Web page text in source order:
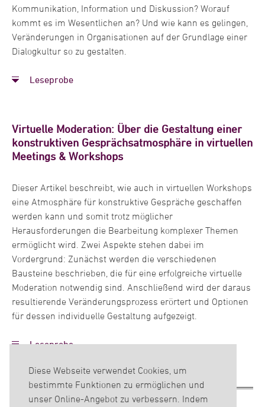
Diese Webseite verwendet Cookies, um
bestimmte Funktionen zu ermöglichen und
unser Online-Angebot zu verbessern. Indem
Kommunikation, Information und Diskussion? Worauf
kommt es im Wesentlichen an? Und wie kann es gelingen,
Veränderungen in Organisationen auf der Grundlage einer
Dialogkultur so zu gestalten.
Leseprobe
Virtuelle Moderation: Über die Gestaltung einer
konstruktiven Gesprächsatmosphäre in virtuellen
Meetings & Workshops
Dieser Artikel beschreibt, wie auch in virtuellen Workshops
eine Atmosphäre für konstruktive Gespräche geschaffen
werden kann und somit trotz möglicher
Herausforderungen die Bearbeitung komplexer Themen
ermöglicht wird. Zwei Aspekte stehen dabei im
Vordergrund: Zunächst werden die verschiedenen
Bausteine beschrieben, die für eine erfolgreiche virtuelle
Moderation notwendig sind. Anschließend wird der daraus
resultierende Veränderungsprozess erörtert und Optionen
für dessen individuelle Gestaltung aufgezeigt.
Leseprobe
Aus- und Weiterbildung
Promotion im Rahmen interkultureller Forschungen, Dr.
rer. pol., Oldenburg und Santiago de Chile
Studium der Wirtschaftswissenschaften, Berufs- und
Wirtschaftspädagogik und Germanistik, Oldenburg und
Singapur
Ausbildung zur Verlagskauffrau bei der Nordwest Zeitung,
Oldenburg
Abitur am Gymnasium Ulricianum Aurich